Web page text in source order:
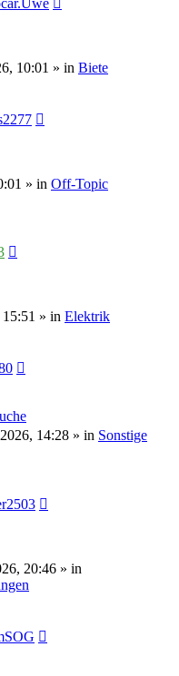
10:01 » in Biete
» in Off-Topic
» in Elektrik
14:28 » in Sonstige
20:46 » in